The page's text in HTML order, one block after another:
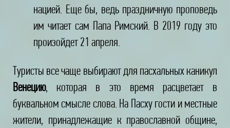
нацией. Еще бы, ведь праздничную проповедь
им читает сам Папа Римский. В 2019 году это
произойдет 21 апреля.
Туристы все чаще выбирают для пасхальных каникул
Венецию, которая в это время расцветает в
буквальном смысле слова. На Пасху гости и местные
жители, принадлежащие к православной общине,